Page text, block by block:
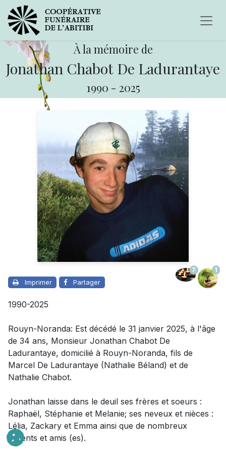
À la mémoire de
Jonathan Chabot De Ladurantaye
1990 - 2025
Imprimer Partager
7 1
1990-2025
Rouyn-Noranda: Est décédé le 31 janvier 2025, à l'âge
de 34 ans, Monsieur Jonathan Chabot De
Ladurantaye, domicilié à Rouyn-Noranda, fils de
Marcel De Ladurantaye (Nathalie Béland) et de
Nathalie Chabot.
Jonathan laisse dans le deuil ses frères et soeurs :
Raphaël, Stéphanie et Melanie; ses neveux et nièces :
Lélia, Zackary et Emma ainsi que de nombreux
parents et amis (es).